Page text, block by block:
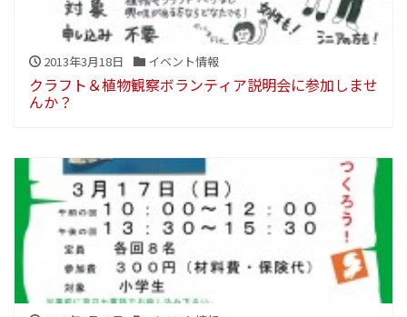
2013年3月18日 イベント情報
クラフト＆植物観察ボランティア説明会に参加しませ
んか？